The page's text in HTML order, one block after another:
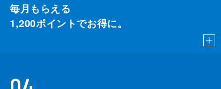
毎月もらえる
1,200ポイントでお得に。